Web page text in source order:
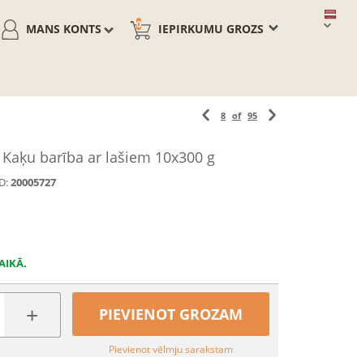
IEPIRKUMU GROZS
0
MANS KONTS
8 of 95
Kaķu barība ar lašiem 10x300 g
20005727
+ PIEVIENOT GROZAM
Pievienot vēlmju sarakstam